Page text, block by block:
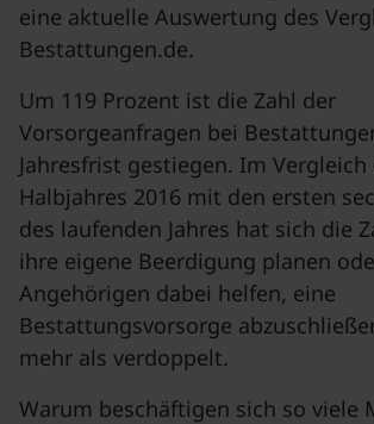
eine aktuelle Auswertung des
Bestattungen.de.
Um 119 Prozent ist die Zahl der
Vorsorgeanfragen bei
Jahresfrist gestiegen. Im Vergleich
Halbjahres 2016 mit den ersten
des laufenden Jahres hat sich die
ihre eigene Beerdigung planen
Angehörigen dabei helfen, eine
Bestattungsvorsorge
mehr als verdoppelt.
Warum beschäftigen sich so viele